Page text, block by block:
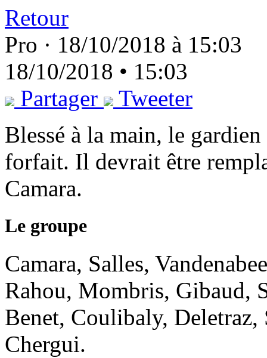
Retour
Pro · 18/10/2018 à 15:03
18/10/2018 • 15:03
Partager
Tweeter
Blessé à la main, le
forfait. Il devrait être
Camara.
Le groupe
Camara, Salles,
Rahou, Mombris, Gibaud,
Benet, Coulibaly,
Chergui.